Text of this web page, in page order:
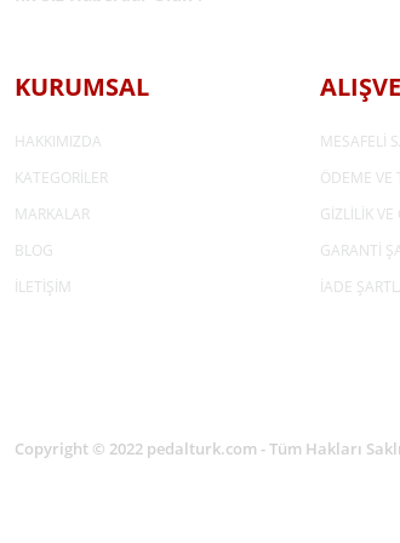
KURUMSAL
HAKKIMIZDA
KATEGORİLER
MARKALAR
BLOG
İLETİŞİM
MESAFELİ
ÖDEME VE
GİZLİLİK
GARANTİ
İADE
Copyright © 2022 pedalturk.com - Tüm Hakları